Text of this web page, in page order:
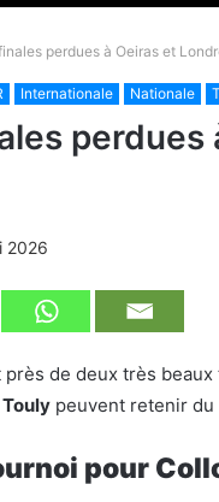
perdues à Oeiras et
Internationale Nationale
2026
près de deux très
peuvent retenir
pour